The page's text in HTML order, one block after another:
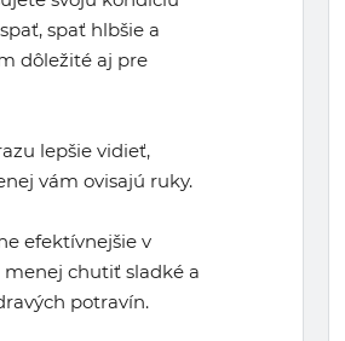
spať hlbšie a
dôležité aj pre
lepšie vidieť,
vám ovisajú ruky.
efektívnejšie v
chutiť sladké a
potravín.